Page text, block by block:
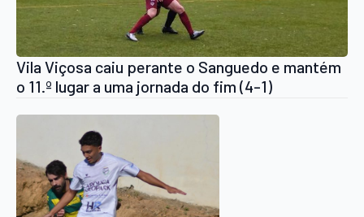
Vila Viçosa caiu perante o Sanguedo e mantém
o 11.º lugar a uma jornada do fim (4-1)